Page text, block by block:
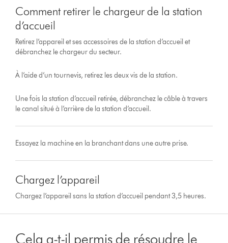
Comment retirer le chargeur de la station
d’accueil
Retirez l’appareil et ses accessoires de la station d’accueil et
débranchez le chargeur du secteur.
À l’aide d’un tournevis, retirez les deux vis de la station.
Une fois la station d’accueil retirée, débranchez le câble à travers
le canal situé à l’arrière de la station d’accueil.
Essayez la machine en la branchant dans une autre prise.
Chargez l’appareil
Chargez l’appareil sans la station d’accueil pendant 3,5 heures.
Cela a-t-il permis de résoudre le